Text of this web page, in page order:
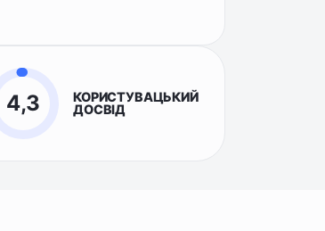
4,3
КОРИСТУВАЦЬКИЙ
ДОСВІД